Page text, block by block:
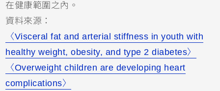
在健康範圍之內。
資料來源：
〈Visceral fat and arterial stiffness in youth with
healthy weight, obesity, and type 2 diabetes〉
〈Overweight children are developing heart
complications〉